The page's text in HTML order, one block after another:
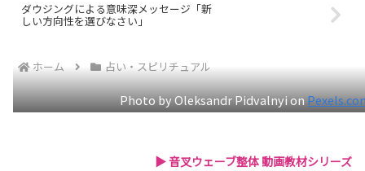
Photo by Oleksandr Pidvalnyi on
ダウジングによる意味深メッセージ「新
しい方向性を選びなさい」
ホーム 占い・スピリチュアル
▶ 音叉ウェーブ整体 動画教材シリーズ